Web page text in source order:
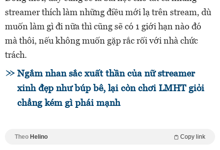
streamer thích làm những điều mới lạ trên stream, dù
muốn làm gì đi nữa thì cũng sẽ có 1 giới hạn nào đó
mà thôi, nếu không muốn gặp rắc rối với nhà chức
trách.
Ngắm nhan sắc xuất thần của nữ streamer
xinh đẹp như búp bê, lại còn chơi LMHT giỏi
chẳng kém gì phái mạnh
Theo Helino Copy link